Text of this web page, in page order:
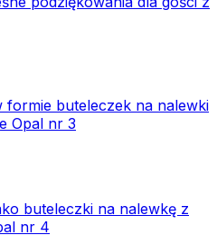
formie buteleczek na nalewki
Opal nr 3
buteleczki na nalewkę z
nr 4